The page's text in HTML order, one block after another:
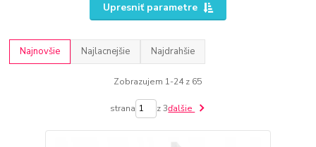
Upresniť parametre
Najnovšie Najlacnejšie Najdrahšie
Zobrazujem 1-24 z 65
strana z 3ďalšie